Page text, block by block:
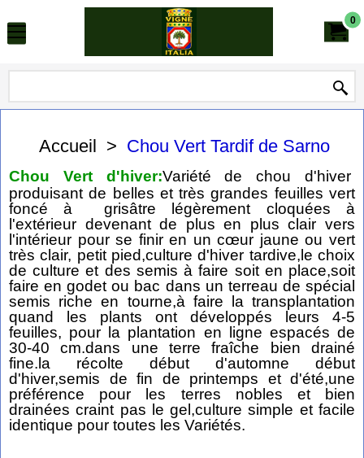
0
Accueil > Chou Vert Tardif de Sarno
Chou Vert d'hiver:Variété de chou d'hiver
produisant de belles et très grandes feuilles vert
foncé à grisâtre légèrement cloquées à
l'extérieur devenant de plus en plus clair vers
l'intérieur pour se finir en un cœur jaune ou vert
très clair, petit pied,culture d'hiver tardive,le choix
de culture et des semis à faire soit en place,soit
faire en godet ou bac dans un terreau de spécial
semis riche en tourne,à faire la transplantation
quand les plants ont développés leurs 4-5
feuilles, pour la plantation en ligne espacés de
30-40 cm.dans une terre fraîche bien drainé
fine.la récolte début d'automne début
d'hiver,semis de fin de printemps et d'été,une
préférence pour les terres nobles et bien
drainées craint pas le gel,culture simple et facile
identique pour toutes les Variétés.